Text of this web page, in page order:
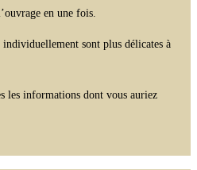
en une fois.
individuellement sont plus délicates à
les informations dont vous auriez